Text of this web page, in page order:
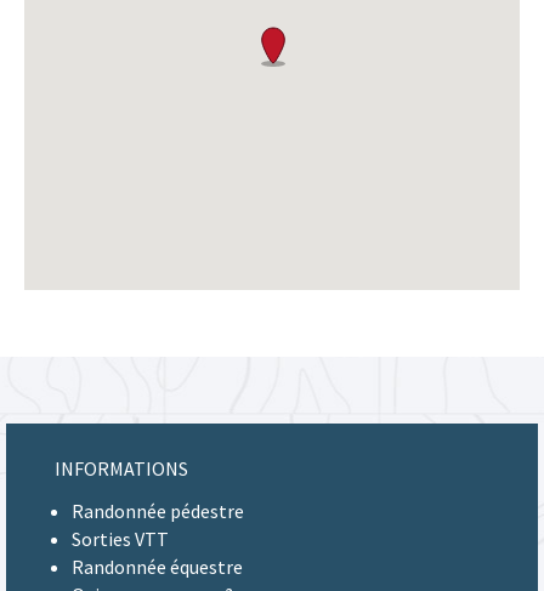
INFORMATIONS
Randonnée pédestre
Sorties VTT
Randonnée équestre